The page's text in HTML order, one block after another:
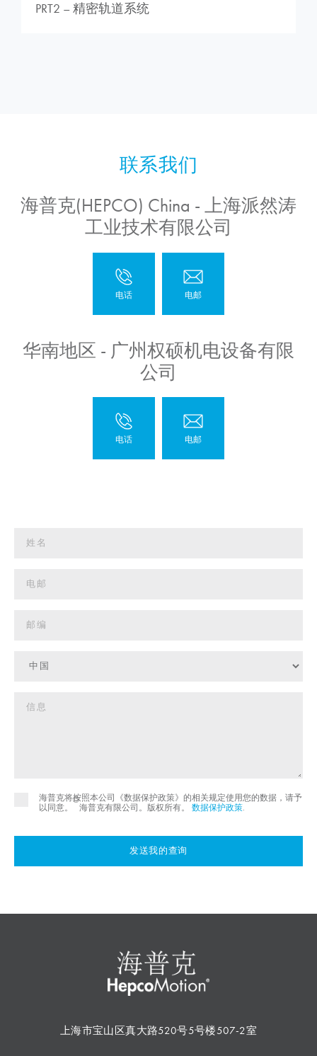
PRT2 – 精密轨道系统
海普克(HEPCO) China - 上海派然涛
工业技术有限公司
华南地区 - 广州权硕机电设备有限
公司
海普克将按照本公司《数据保护政策》的相关规定使用您的数据，请予
以同意。
©
海普克有限公司。版权所有。 数据保护政策
发送我的查询
上海市宝山区真大路520号5号楼507-2室